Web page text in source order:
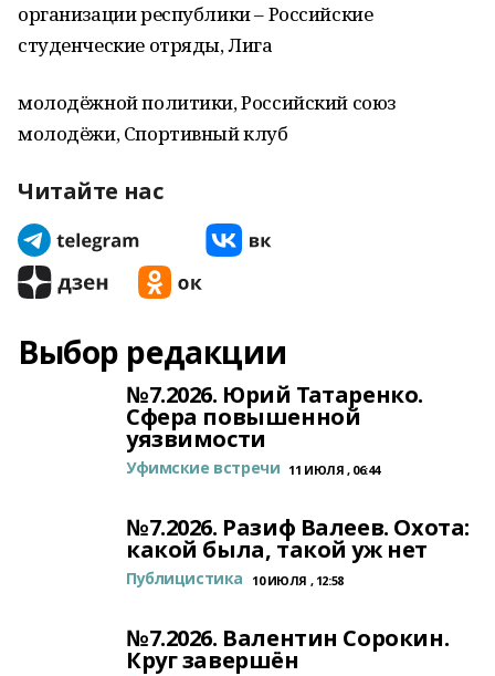
организации республики – Российские
студенческие отряды, Лига
молодёжной политики, Российский союз
молодёжи, Спортивный клуб
Читайте нас
Выбор редакции
№7.2026. Юрий Татаренко.
Сфера повышенной
уязвимости
Уфимские встречи 11 ИЮЛЯ , 06:44
№7.2026. Разиф Валеев. Охота:
какой была, такой уж нет
Публицистика 10 ИЮЛЯ , 12:58
№7.2026. Валентин Сорокин.
Круг завершён